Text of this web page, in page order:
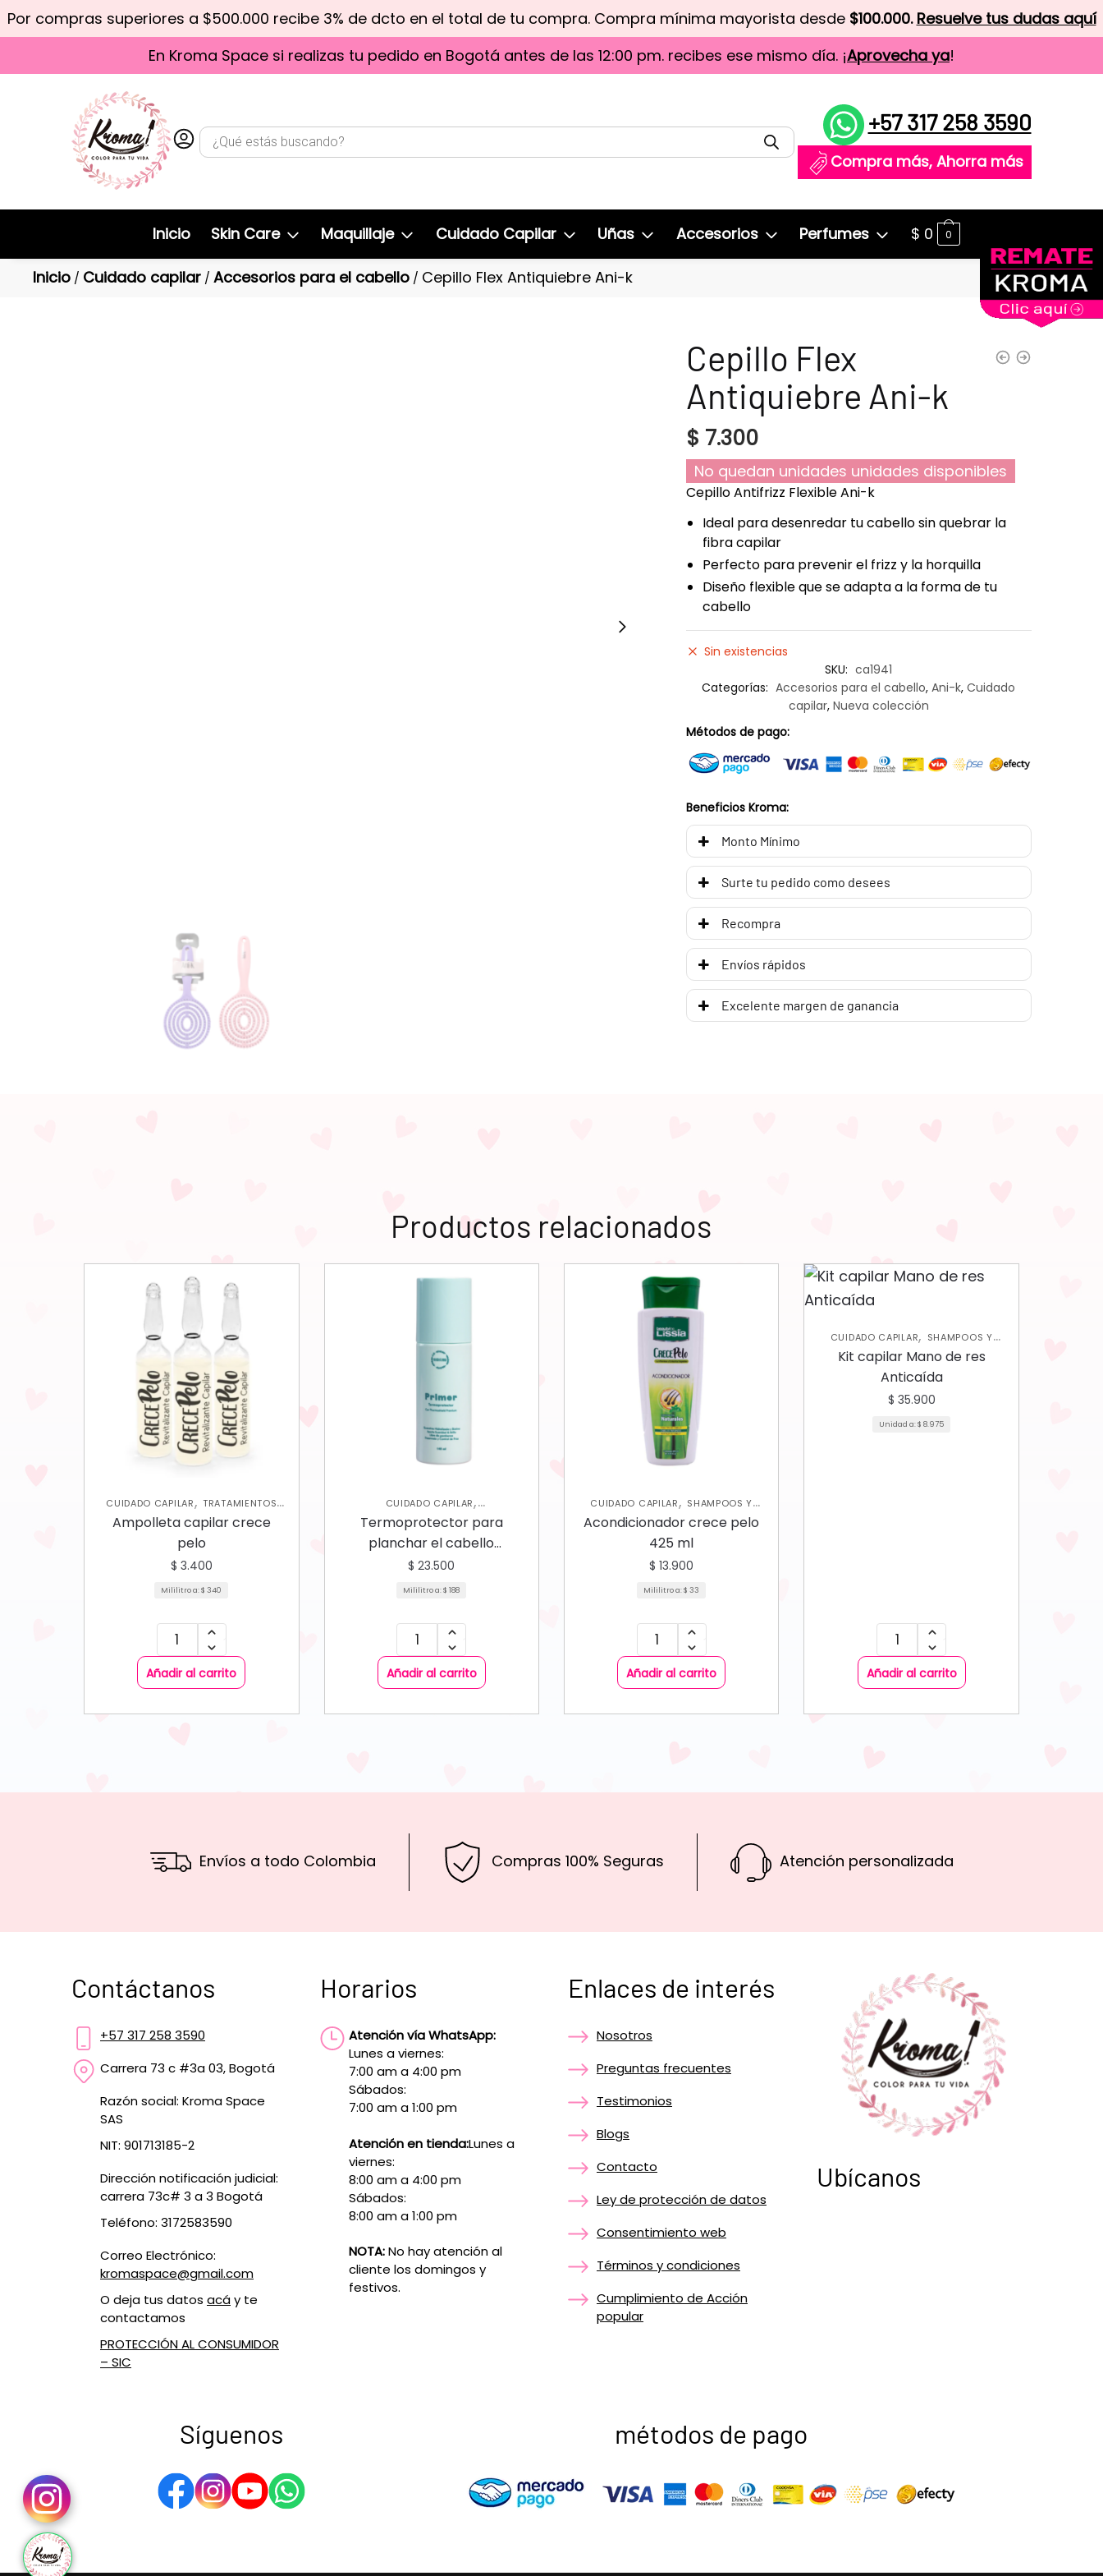
Por compras superiores a $500.000 recibe 3% de dcto en el total de tu compra. Compra mínima mayorista desde $100.000. Resuelve tus dudas aquí
En Kroma Space si realizas tu pedido en Bogotá antes de las 12:00 pm. recibes ese mismo día. ¡Aprovecha ya!
+57 317 258 3590
Compra más, Ahorra más
Inicio Skin Care Maquillaje Cuidado Capilar Uñas Accesorios Perfumes $ 0 0
Inicio / Cuidado capilar / Accesorios para el cabello / Cepillo Flex Antiquiebre Ani-k
Cepillo Flex
Antiquiebre Ani-k
$ 7.300
No quedan unidades unidades disponibles
Cepillo Antifrizz Flexible Ani-k
Ideal para desenredar tu cabello sin quebrar la
fibra capilar
Perfecto para prevenir el frizz y la horquilla
Diseño flexible que se adapta a la forma de tu
cabello
Sin existencias
SKU: ca1941
Categorías: Accesorios para el cabello,Ani-k,Cuidado
capilar, Nueva colección
Métodos de pago:
Beneficios Kroma:
Monto Mínimo
Surte tu pedido como desees
Recompra
Envíos rápidos
Excelente margen de ganancia
Productos relacionados
CUIDADO CAPILAR, TRATAMIENTOS
CAPILARES
Ampolleta capilar crece
pelo
$ 3.400
Mililitro a:$ 340
Añadir al carrito
CUIDADO CAPILAR,
TERMOPROTECTOR
Termoprotector para
planchar el cabello
Mandarinna
$ 23.500
Mililitro a:$ 188
Añadir al carrito
CUIDADO CAPILAR, SHAMPOOS Y
ACONDICIONADORES
Acondicionador crece pelo
425 ml
$ 13.900
Mililitro a:$ 33
Añadir al carrito
CUIDADO CAPILAR, SHAMPOOS Y
ACONDICIONADORES,TRATAMIENTOS
Kit capilar Mano de res
Anticaída
$ 35.900
Unidad a:$ 8.975
Añadir al carrito
Envíos a todo Colombia Compras 100% Seguras Atención personalizada
Contáctanos
+57 317 258 3590
Carrera 73 c #3a 03, Bogotá
Razón social: Kroma Space
SAS
NIT: 901713185-2
Dirección notificación judicial:
carrera 73c# 3 a 3 Bogotá
Teléfono: 3172583590
Correo Electrónico:
kromaspace@gmail.com
O deja tus datos acáy te
contactamos
PROTECCIÓN AL CONSUMIDOR
– SIC
Horarios
Atención vía WhatsApp:
Lunes a viernes:
7:00 am a 4:00 pm
Sábados:
7:00 am a 1:00 pm
Atención en tienda:Lunes a
viernes:
8:00 am a 4:00 pm
Sábados:
8:00 am a 1:00 pm
NOTA:No hay atención al
cliente los domingos y
festivos.
Enlaces de interés
Nosotros
Preguntas frecuentes
Testimonios
Blogs
Contacto
Ley de protección de datos
Consentimiento web
Términos y condiciones
Cumplimiento de Acción
popular
Ubícanos
Síguenos métodos de pago